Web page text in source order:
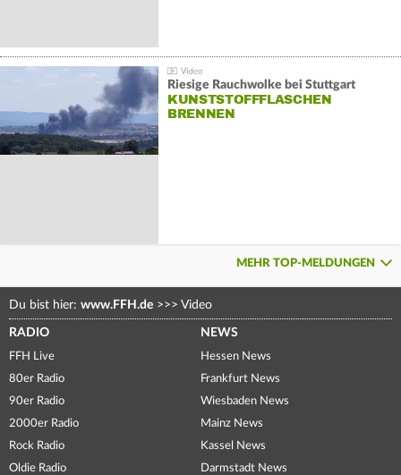
Riesige Rauchwolke bei Stuttgart
KUNSTSTOFFFLASCHEN
BRENNEN
MEHR TOP-MELDUNGEN
Du bist hier: www.FFH.de >>> Video
RADIO
FFH Live
80er Radio
90er Radio
2000er Radio
Rock Radio
Oldie Radio
NEWS
Hessen News
Frankfurt News
Wiesbaden News
Mainz News
Kassel News
Darmstadt News